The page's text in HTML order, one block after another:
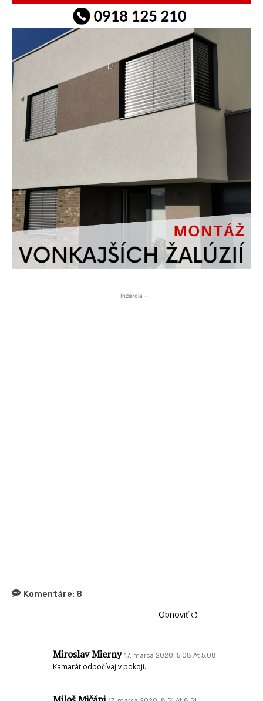
- Inzercia -
Komentáre: 8
Obnoviť ⭯
Miroslav Mierny 17. marca 2020, 5:08 At 5:08
Kamarát odpočívaj v pokoji.